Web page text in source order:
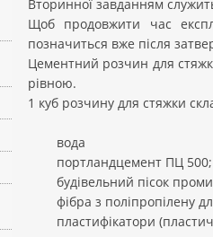
Вторинної завданням
Щоб продовжити час
позначиться вже після
Цементний розчин для
рівною.
1 куб розчину для стяжки
вода
портландцемент ПЦ 500;
будівельний пісок
фібра з поліпропілену
пластифікатори